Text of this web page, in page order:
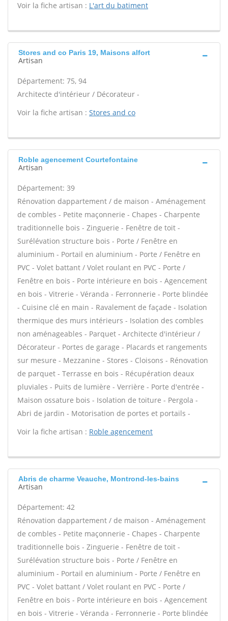
Voir la fiche artisan : L'art du batiment
Stores and co Paris 19, Maisons alfort
Artisan
Département: 75, 94
Architecte d'intérieur / Décorateur -
Voir la fiche artisan : Stores and co
Roble agencement Courtefontaine
Artisan
Département: 39
Rénovation dappartement / de maison - Aménagement
de combles - Petite maçonnerie - Chapes - Charpente
traditionnelle bois - Zinguerie - Fenêtre de toit -
Surélévation structure bois - Porte / Fenêtre en
aluminium - Portail en aluminium - Porte / Fenêtre en
PVC - Volet battant / Volet roulant en PVC - Porte /
Fenêtre en bois - Porte intérieure en bois - Agencement
en bois - Vitrerie - Véranda - Ferronnerie - Porte blindée
- Cuisine clé en main - Ravalement de façade - Isolation
thermique des murs intérieurs - Isolation des combles
non aménageables - Parquet - Architecte d'intérieur /
Décorateur - Portes de garage - Placards et rangements
sur mesure - Mezzanine - Stores - Cloisons - Rénovation
de parquet - Terrasse en bois - Récupération deaux
pluviales - Puits de lumière - Verrière - Porte d'entrée -
Maison ossature bois - Isolation de toiture - Pergola -
Abri de jardin - Motorisation de portes et portails -
Voir la fiche artisan : Roble agencement
Abris de charme Veauche, Montrond-les-bains
Artisan
Département: 42
Rénovation dappartement / de maison - Aménagement
de combles - Petite maçonnerie - Chapes - Charpente
traditionnelle bois - Zinguerie - Fenêtre de toit -
Surélévation structure bois - Porte / Fenêtre en
aluminium - Portail en aluminium - Porte / Fenêtre en
PVC - Volet battant / Volet roulant en PVC - Porte /
Fenêtre en bois - Porte intérieure en bois - Agencement
en bois - Vitrerie - Véranda - Ferronnerie - Porte blindée